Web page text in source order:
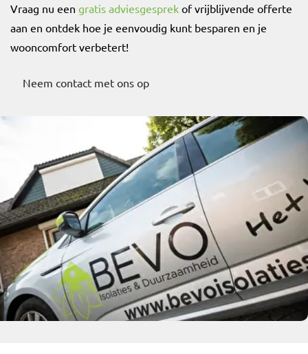
Vraag nu een gratis adviesgesprek of vrijblijvende offerte
aan en ontdek hoe je eenvoudig kunt besparen en je
wooncomfort verbetert!
Neem contact met ons op